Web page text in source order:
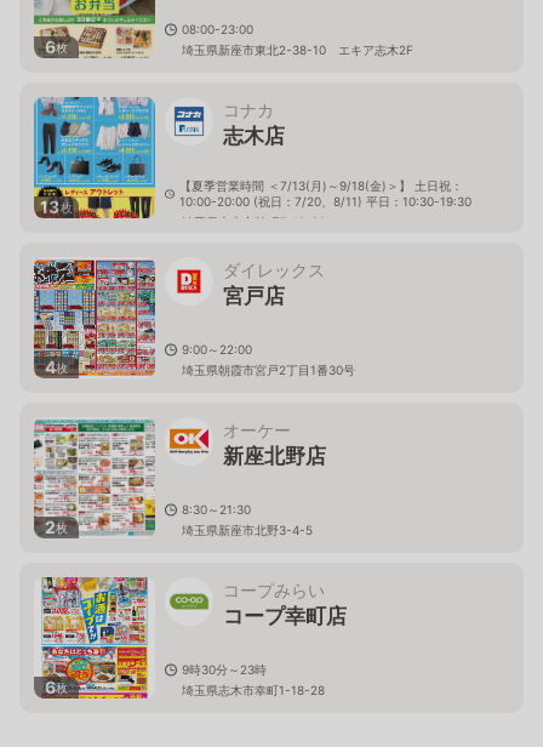
6枚
08:00-23:00
埼玉県新座市東北2-38-10 エキア志木2F
13枚
コナカ
志木店
【夏季営業時間 ＜7/13(月)～9/18(金)＞】 土日祝：
10:00-20:00 (祝日：7/20、8/11) 平日：10:30-19:30
埼玉県志木市柏町5-12-32
4枚
ダイレックス
宮戸店
9:00～22:00
埼玉県朝霞市宮戸2丁目1番30号
2枚
オーケー
新座北野店
8:30～21:30
埼玉県新座市北野3-4-5
6枚
コープみらい
コープ幸町店
9時30分～23時
埼玉県志木市幸町1-18-28